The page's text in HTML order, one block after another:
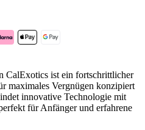
CalExotics ist ein fortschrittlicher
maximales Vergnügen konzipiert
innovative Technologie mit
für Anfänger und erfahrene